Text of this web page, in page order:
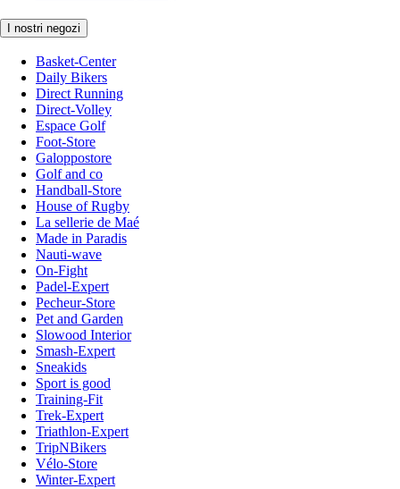
I nostri negozi
Basket-Center
Daily Bikers
Direct Running
Direct-Volley
Espace Golf
Foot-Store
Galoppostore
Golf and co
Handball-Store
House of Rugby
La sellerie de Maé
Made in Paradis
Nauti-wave
On-Fight
Padel-Expert
Pecheur-Store
Pet and Garden
Slowood Interior
Smash-Expert
Sneakids
Sport is good
Training-Fit
Trek-Expert
Triathlon-Expert
TripNBikers
Vélo-Store
Winter-Expert